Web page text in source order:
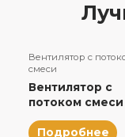
Вентилятор с
смеси
Вентилятор с
потоком смеси
Подробнее